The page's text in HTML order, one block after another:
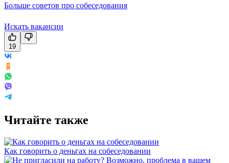
Больше советов про собеседования
Искать вакансии
19
Читайте также
Как говорить о деньгах на собеседовании